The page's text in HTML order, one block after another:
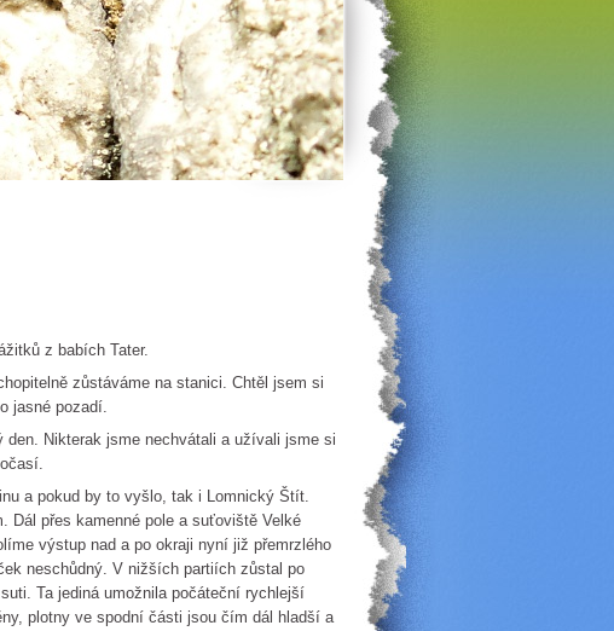
z babích Tater.
zůstáváme na stanici. Chtěl jsem si
jasné pozadí.
Nikterak jsme nechvátali a užívali jsme si
pokud by to vyšlo, tak i Lomnický Štít.
Dál přes kamenné pole a suťoviště Velké
výstup nad a po okraji nyní již přemrzlého
neschůdný. V nižších partiích zůstal po
Ta jediná umožnila počáteční rychlejší
plotny ve spodní části jsou čím dál hladší a